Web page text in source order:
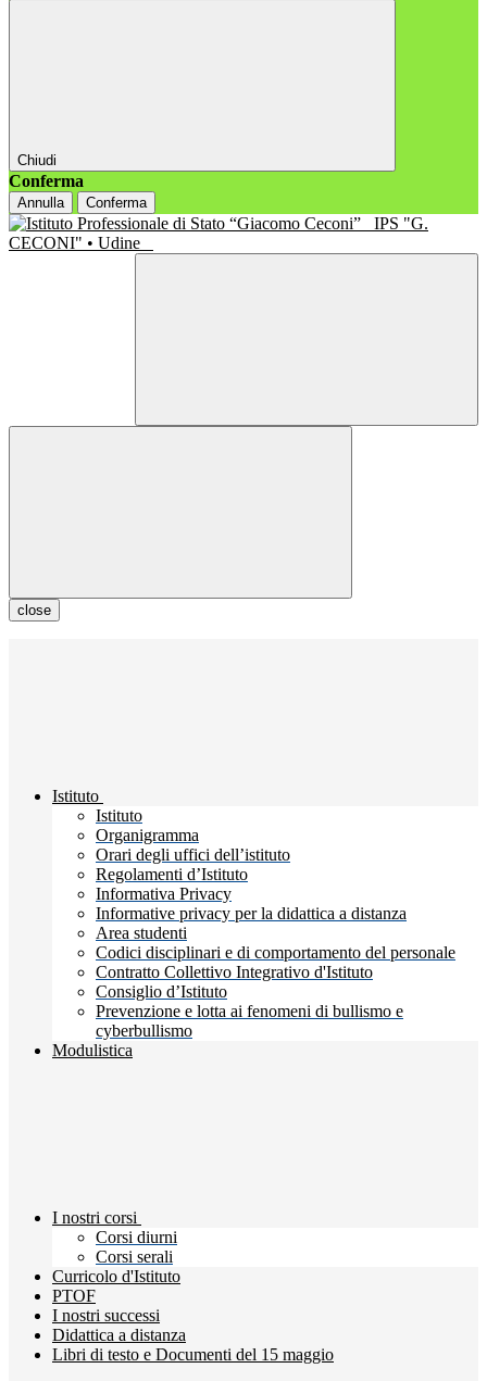
Chiudi
Conferma
Annulla Conferma
IPS "G.
CECONI" • Udine
close
Istituto
Istituto
Organigramma
Orari degli uffici dell’istituto
Regolamenti d’Istituto
Informativa Privacy
Informative privacy per la didattica a distanza
Area studenti
Codici disciplinari e di comportamento del personale
Contratto Collettivo Integrativo d'Istituto
Consiglio d’Istituto
Prevenzione e lotta ai fenomeni di bullismo e
cyberbullismo
Modulistica
I nostri corsi
Corsi diurni
Corsi serali
Curricolo d'Istituto
PTOF
I nostri successi
Didattica a distanza
Libri di testo e Documenti del 15 maggio